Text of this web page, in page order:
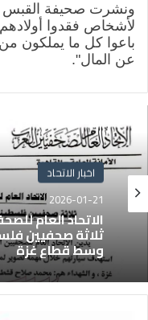
ونشرت صحيفة القبس
لأشخاص فقدوا
باعوا كل ما يملكون
عن المال".
اخبار الاتحاد
2026-01-21
الاتحاد العام
ثلاثة صحفيين
وسط قطاع غزة